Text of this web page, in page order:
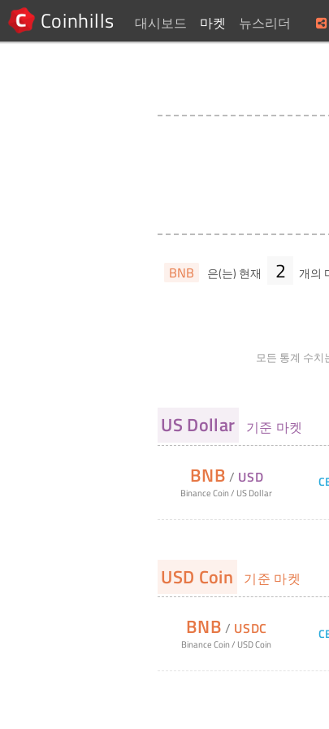
Coinhills 대시보드 마켓 뉴스리더
BNB 은(는) 현재 2 개의
모든 통계 수치
US Dollar 기준 마켓
BNB / USD
Binance Coin/ US Dollar
USD Coin 기준 마켓
BNB / USDC
Binance Coin/ USD Coin